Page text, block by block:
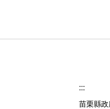
:::
苗栗縣